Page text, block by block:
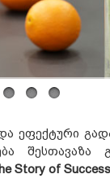
შესთავაზა
Story of Success